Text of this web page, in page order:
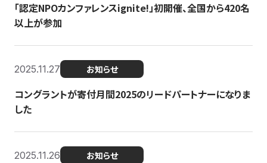
「認定NPOカンファレンスignite!」初開催、全国から420名
以上が参加
2025.11.27 お知らせ
コングラントが寄付月間2025のリードパートナーになりま
した
2025.11.26 お知らせ